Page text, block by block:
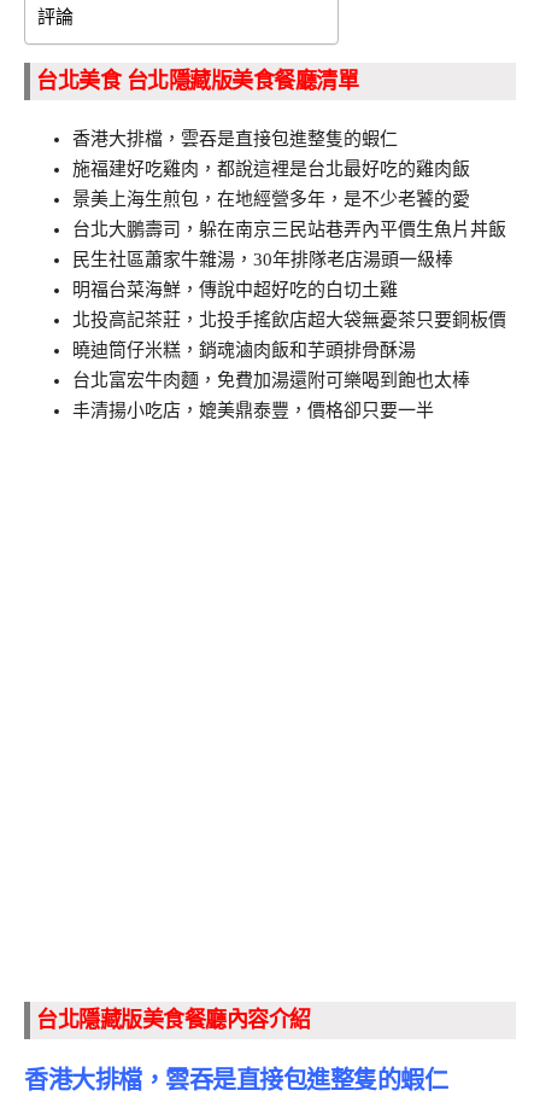
評論
台北美食 台北隱藏版美食餐廳清單
香港大排檔，雲吞是直接包進整隻的蝦仁
施福建好吃雞肉，都說這裡是台北最好吃的雞肉飯
景美上海生煎包，在地經營多年，是不少老饕的愛
台北大鵬壽司，躲在南京三民站巷弄內平價生魚片丼飯
民生社區蕭家牛雜湯，30年排隊老店湯頭一級棒
明福台菜海鮮，傳說中超好吃的白切土雞
北投高記茶莊，北投手搖飲店超大袋無憂茶只要銅板價
曉迪筒仔米糕，銷魂滷肉飯和芋頭排骨酥湯
台北富宏牛肉麵，免費加湯還附可樂喝到飽也太棒
丰清揚小吃店，媲美鼎泰豐，價格卻只要一半
台北隱藏版美食餐廳內容介紹
香港大排檔，雲吞是直接包進整隻的蝦仁